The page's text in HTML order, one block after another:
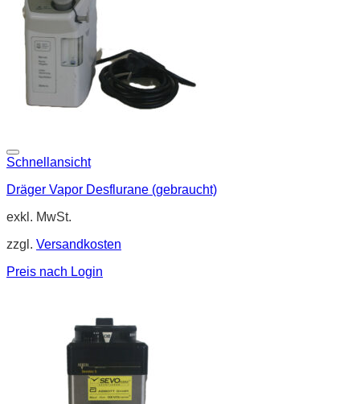
Schnellansicht
Dräger Vapor Desflurane (gebraucht)
exkl. MwSt.
zzgl. Versandkosten
Preis nach Login